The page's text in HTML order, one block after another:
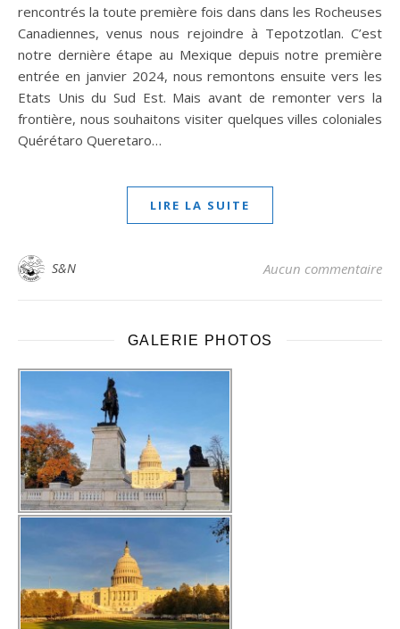
rencontrés la toute première fois dans dans les Rocheuses
Canadiennes, venus nous rejoindre à Tepotzotlan. C’est
notre dernière étape au Mexique depuis notre première
entrée en janvier 2024, nous remontons ensuite vers les
Etats Unis du Sud Est. Mais avant de remonter vers la
frontière, nous souhaitons visiter quelques villes coloniales
Quérétaro Queretaro…
LIRE LA SUITE
S&N Aucun commentaire
GALERIE PHOTOS